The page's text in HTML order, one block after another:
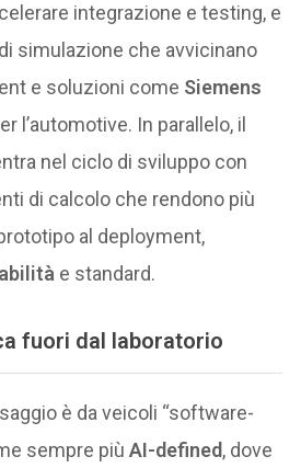
integrazione e testing, e
simulazione che avvicinano
e soluzioni come Siemens
l’automotive. In parallelo, il
nel ciclo di sviluppo con
di calcolo che rendono più
al deployment,
e standard.
fuori dal laboratorio
è da veicoli “software-
sempre piùAI-defined, dove